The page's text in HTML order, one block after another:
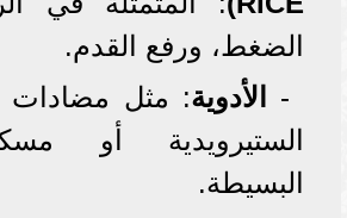
الضغط، ورفع القدم.
-
الأدوية: مثل مضادات
الستيرويدية أو
البسيطة.